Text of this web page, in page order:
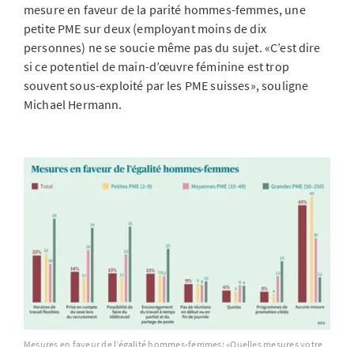
mesure en faveur de la parité hommes-femmes, une
petite PME sur deux (employant moins de dix
personnes) ne se soucie même pas du sujet. «C’est dire
si ce potentiel de main-d’œuvre féminine est trop
souvent sous-exploité par les PME suisses», souligne
Michael Hermann.
Mesures en faveur de l’égalité hommes-femmes: «Quelles mesures votre